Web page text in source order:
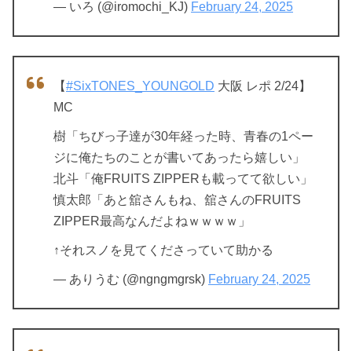
— いろ (@iromochi_KJ) February 24, 2025
【#SixTONES_YOUNGOLD 大阪 レポ 2/24】
MC
樹「ちびっ子達が30年経った時、青春の1ペー
ジに俺たちのことが書いてあったら嬉しい」
北斗「俺FRUITS ZIPPERも載ってて欲しい」
慎太郎「あと舘さんもね、舘さんのFRUITS
ZIPPER最高なんだよねｗｗｗｗ」
↑それスノを見てくださっていて助かる
— ありうむ (@ngngmgrsk) February 24, 2025